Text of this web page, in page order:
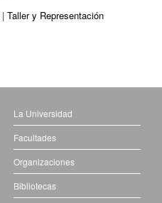
| Taller y Representación
La Universidad
Facultades
Organizaciones
Bibliotecas